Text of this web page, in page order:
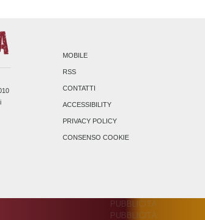
MOBILE
RSS
CONTATTI
ACCESSIBILITY
PRIVACY POLICY
CONSENSO COOKIE